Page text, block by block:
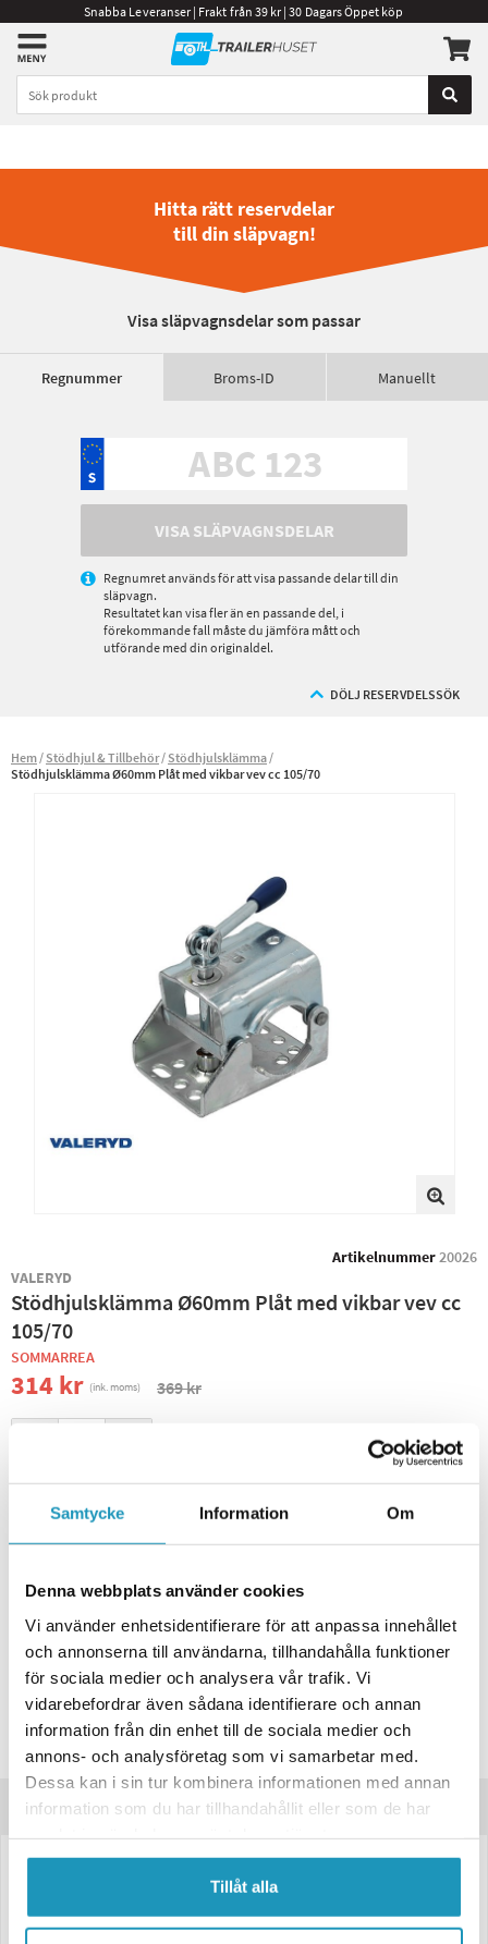
Samtycke Information Om
Denna webbplats använder cookies
Vi använder enhetsidentifierare för att anpassa innehållet
och annonserna till användarna, tillhandahålla funktioner
för sociala medier och analysera vår trafik. Vi
vidarebefordrar även sådana identifierare och annan
information från din enhet till de sociala medier och
annons- och analysföretag som vi samarbetar med.
Dessa kan i sin tur kombinera informationen med annan
information som du har tillhandahållit eller som de har
Tillåt alla
Snabba Leveranser | Frakt från 39 kr | 30 Dagars Öppet köp
Hitta rätt reservdelar
till din släpvagn!
Visa släpvagnsdelar som passar
Regnummer Broms-ID Manuellt
VISA SLÄPVAGNSDELAR
Regnumret används för att visa passande delar till din
släpvagn.
Resultatet kan visa fler än en passande del, i
förekommande fall måste du jämföra mått och
utförande med din originaldel.
DÖLJ RESERVDELSSÖK
Hem Stödhjul & Tillbehör Stödhjulsklämma
Stödhjulsklämma Ø60mm Plåt med vikbar vev cc 105/70
Artikelnummer20026
VALERYD
Stödhjulsklämma Ø60mm Plåt med vikbar vev cc
105/70
SOMMARREA
314 kr (ink. moms) 369 kr
+ LÄGG I KUNDVAGN
ONLINELAGER
BESTÄLLNINGSVARA
BUTIKSLAGER
Leverans- & Returinformation
Spara produkt
Frågor om produkten?
Produktinformation
Stödhjulsklämma Ø60 mm – Plåt med vikbar vev, cc 105/70 mm
Robust stödhjulsklämma för rör med Ø60 mm i diameter. Tillverkad i
slitstark plåt och utrustad med en vikbar vev som sparar utrymme och